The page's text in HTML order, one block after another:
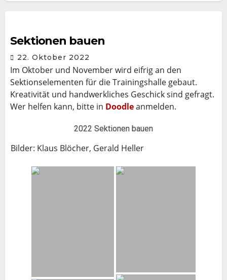
Sektionen bauen
22. Oktober 2022
Im Oktober und November wird eifrig an den
Sektionselementen für die Trainingshalle gebaut.
Kreativität und handwerkliches Geschick sind gefragt.
Wer helfen kann, bitte in Doodleanmelden.
2022 Sektionen bauen
Bilder: Klaus Blöcher, Gerald Heller